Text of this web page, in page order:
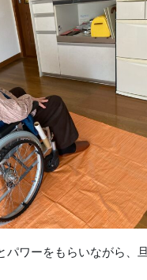
ワーをもらいながら、